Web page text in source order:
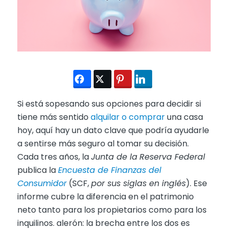
Si está sopesando sus opciones para decidir si
tiene más sentido alquilar o compraruna casa
hoy, aquí hay un dato clave que podría ayudarle
a sentirse más seguro al tomar su decisión.
Cada tres años, laJunta de laReserva Federal
publica laEncuesta de Finanzas del
Consumidor(SCF,por sus siglas en inglés). Ese
informe cubre la diferencia en el patrimonio
neto tanto para los propietarios como para los
inquilinos. alerón: la brecha entre los dos es